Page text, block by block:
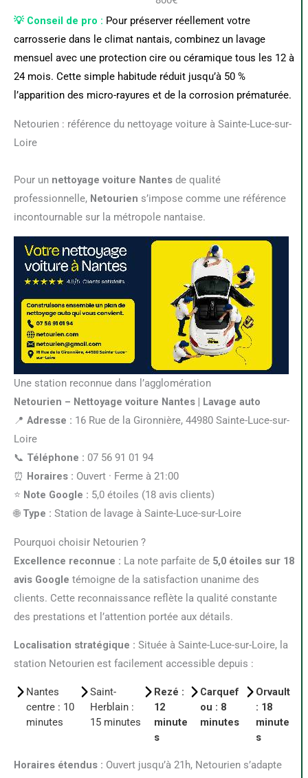
💡 Conseil de pro : Pour préserver réellement votre
carrosserie dans le climat nantais, combinez un lavage
mensuel avec une protection cire ou céramique tous les 12 à
24 mois. Cette simple habitude réduit jusqu’à 50 %
l’apparition des micro-rayures et de la corrosion prématurée.
Netourien : référence du nettoyage voiture à Sainte-Luce-sur-
Loire
Pour un nettoyage voiture Nantes de qualité
professionnelle, Netourien s’impose comme une référence
incontournable sur la métropole nantaise.
Une station reconnue dans l’agglomération
Netourien – Nettoyage voiture Nantes | Lavage auto
📍 Adresse : 16 Rue de la Gironnière, 44980 Sainte-Luce-sur-
Loire
📞 Téléphone : 07 56 91 01 94
⏰ Horaires : Ouvert · Ferme à 21:00
⭐ Note Google : 5,0 étoiles (18 avis clients)
🌐 Type : Station de lavage à Sainte-Luce-sur-Loire
Pourquoi choisir Netourien ?
Excellence reconnue : La note parfaite de 5,0 étoiles sur 18
avis Google témoigne de la satisfaction unanime des
clients. Cette reconnaissance reflète la qualité constante
des prestations et l’attention portée aux détails.
Localisation stratégique : Située à Sainte-Luce-sur-Loire, la
station Netourien est facilement accessible depuis :
Nantes
centre : 10
minutes
Saint-
Herblain :
15 minutes
Rezé :
12
minute
s
Carquef
ou : 8
minutes
Orvault
: 18
minute
s
Horaires étendus : Ouvert jusqu’à 21h, Netourien s’adapte